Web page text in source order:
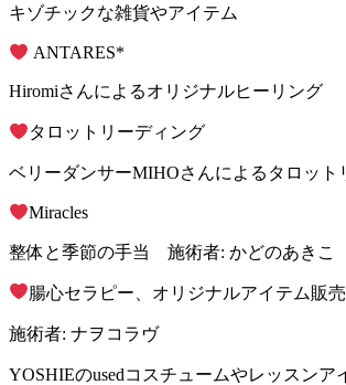
キゾチックな雑貨やアイテム
ANTARES*
Hiromiさんによるオリジナルヒーリング
タロットリーディング
ベリーダンサーMIHOさんによるタロット
Miracles
整体と季節の手当 施術者: かどのあきこ
腸心セラピー、オリジナルアイテム販売
施術者: ナヲコラヴ
YOSHIEのusedコスチュームやレッスンア